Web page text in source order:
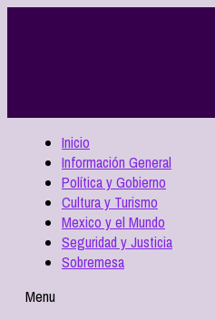
Inicio
Información General
Política y Gobierno
Cultura y Turismo
Mexico y el Mundo
Seguridad y Justicia
Sobremesa
Menu